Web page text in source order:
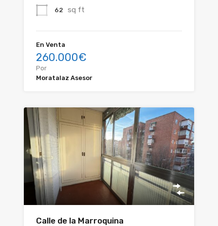
62 sq ft
En Venta
260.000€
Por
Moratalaz Asesor
Calle de la Marroquina